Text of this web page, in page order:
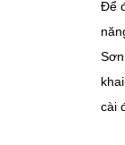
Để
cài